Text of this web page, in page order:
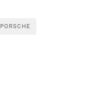
PORSCHE